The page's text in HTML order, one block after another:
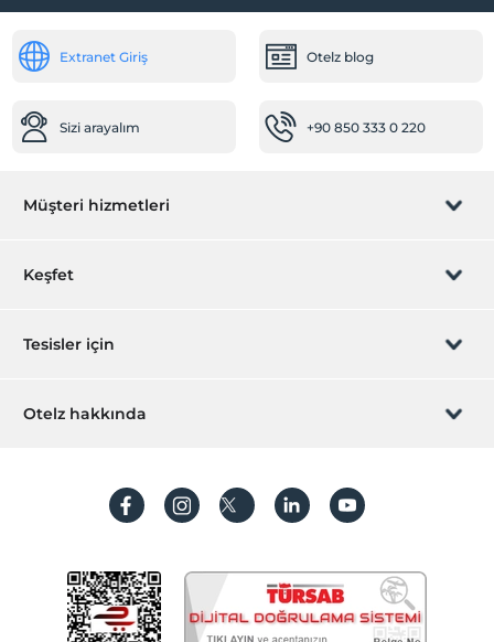
Extranet Giriş Otelz blog
Sizi arayalım +90 850 333 0 220
Müşteri hizmetleri
Rezervasyon yönet
Sıkça sorulan sorular
İşlem rehberi
Keşfet
Hediye Kart
Hesap oluştur
Tesisler için
Hemen tesisinizi ekleyin
Otelz hakkında
Koşullar ve şartlar